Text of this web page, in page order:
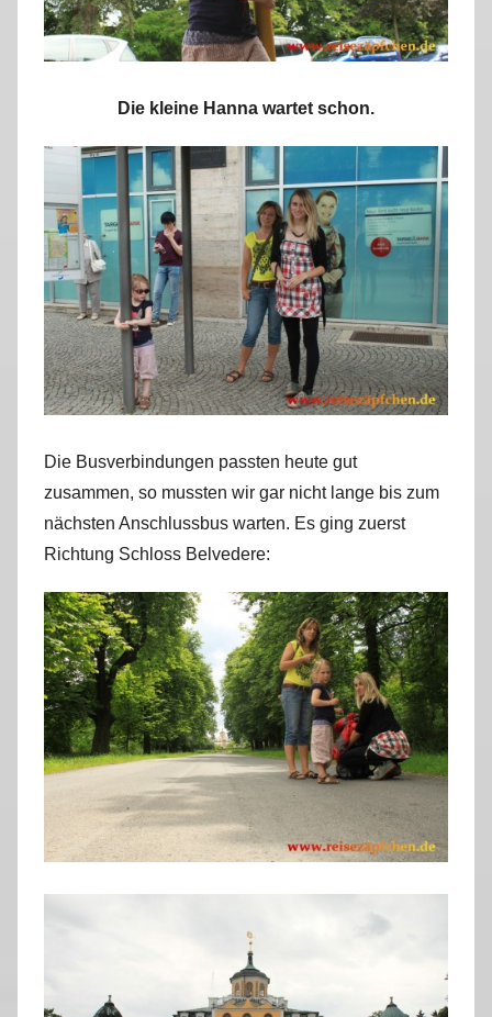
Die kleine Hanna wartet schon.
Die Busverbindungen passten heute gut
zusammen, so mussten wir gar nicht lange bis zum
nächsten Anschlussbus warten. Es ging zuerst
Richtung Schloss Belvedere: